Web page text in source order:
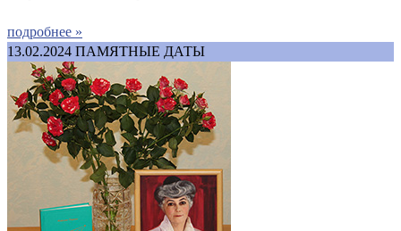
подробнее »
13.02.2024 ПАМЯТНЫЕ ДАТЫ